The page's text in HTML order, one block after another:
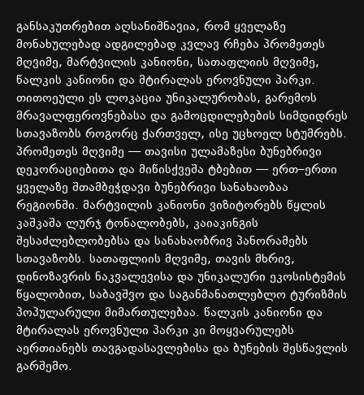
განსაკუთრებით აღსანიშნავია, რომ ყველაზე
მონახულებად ადგილებად კვლავ რჩება პრომეთეს
მღვიმე, მარტვილის კანიონი, სათაფლიის მღვიმე,
წალკის კანიონი და მტირალას ეროვნული პარკი.
თითოეული ეს ლოკაცია უნიკალურობას, გარემოს
მრავალფეროვნებასა და გამოცდილებების სიმდიდრეს
სთავაზობს როგორც ქართველ, ისე უცხოელ სტუმრებს.
პრომეთეს მღვიმე —თავისი ულამაზესი ბუნებრივი
დეკორაციებითა და მიწისქვეშა ტბებით —ერთ–ერთი
ყველაზე შთამბეჭდავი ბუნებრივი სანახაობაა
რეგიონში. მარტვილის კანიონი ვიზიტორებს წყლის
კაშკაშა ლურჯ ტონალობებს, კაიაკინგის
შესაძლებლობებსა და სანახაობრივ პანორამებს
სთავაზობს. სათაფლიის მღვიმე, თავის მხრივ,
დინოზავრის ნაკვალევისა და უნიკალური ეკოსისტემის
წყალობით, საბავშვო და საგანმანათლებლო ტურიზმის
პოპულარული მიმართულებაა. წალკის კანიონი და
მტირალას ეროვნული პარკი კი მოყვარულებს
აერთიანებს თავგადასავლებისა და ბუნების შესწავლის
გარშემო.